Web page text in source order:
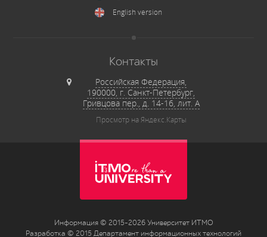
English version
Контакты
Российская Федерация,
190000, г. Санкт-Петербург,
Гривцова пер., д. 14-16, лит. А
Просмотр на Яндекс.Карты
Информация © 2015-2026 Университет ИТМО
Разработка © 2015 Департамент информационных технологий